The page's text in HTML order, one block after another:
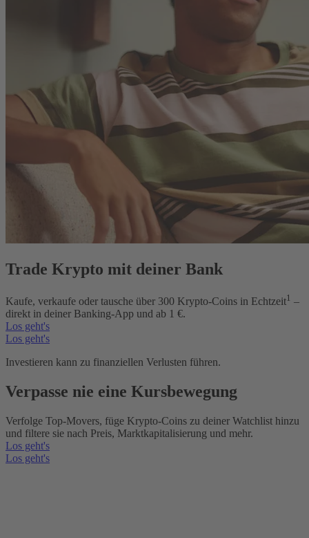
Trade Krypto mit deiner Bank
Kaufe, verkaufe oder tausche über 300 Krypto-Coins in Echtzeit1 –
direkt in deiner Banking-App und ab 1 €.
Los geht's
Los geht's
Investieren kann zu finanziellen Verlusten führen.
Verpasse nie eine Kursbewegung
Verfolge Top-Movers, füge Krypto-Coins zu deiner Watchlist hinzu
und filtere sie nach Preis, Marktkapitalisierung und mehr.
Los geht's
Los geht's